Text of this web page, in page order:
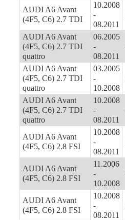
AUDI A6 Avant
(4F5, C6) 2.7 TDI
10.2008
-
08.2011
AUDI A6 Avant
(4F5, C6) 2.7 TDI
quattro
06.2005
-
08.2011
AUDI A6 Avant
(4F5, C6) 2.7 TDI
quattro
03.2005
-
10.2008
AUDI A6 Avant
(4F5, C6) 2.7 TDI
quattro
10.2008
-
08.2011
AUDI A6 Avant
(4F5, C6) 2.8 FSI
10.2008
-
08.2011
AUDI A6 Avant
(4F5, C6) 2.8 FSI
11.2006
-
10.2008
AUDI A6 Avant
(4F5, C6) 2.8 FSI
10.2008
-
08.2011